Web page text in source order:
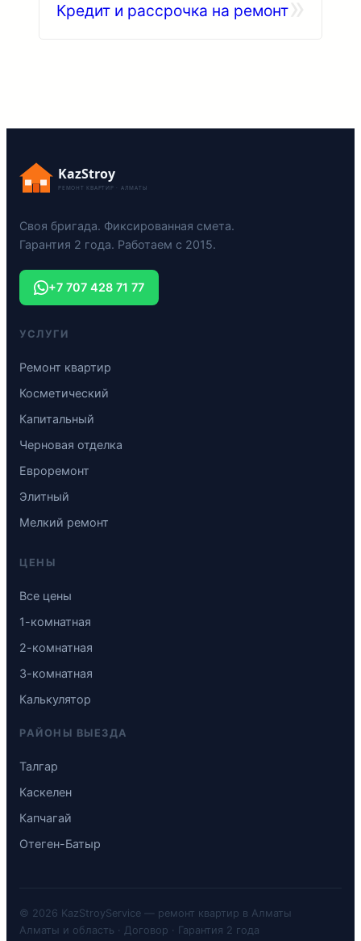
Кредит и рассрочка на ремонт
KazStroy
РЕМОНТ КВАРТИР · АЛМАТЫ
Своя бригада. Фиксированная смета.
Гарантия 2 года. Работаем с 2015.
+7 707 428 71 77
УСЛУГИ
Ремонт квартир
Косметический
Капитальный
Черновая отделка
Евроремонт
Элитный
Мелкий ремонт
ЦЕНЫ
Все цены
1-комнатная
2-комнатная
3-комнатная
Калькулятор
РАЙОНЫ ВЫЕЗДА
Талгар
Каскелен
Капчагай
Отеген-Батыр
© 2026 KazStroyService — ремонт квартир в Алматы
Алматы и область · Договор · Гарантия 2 года